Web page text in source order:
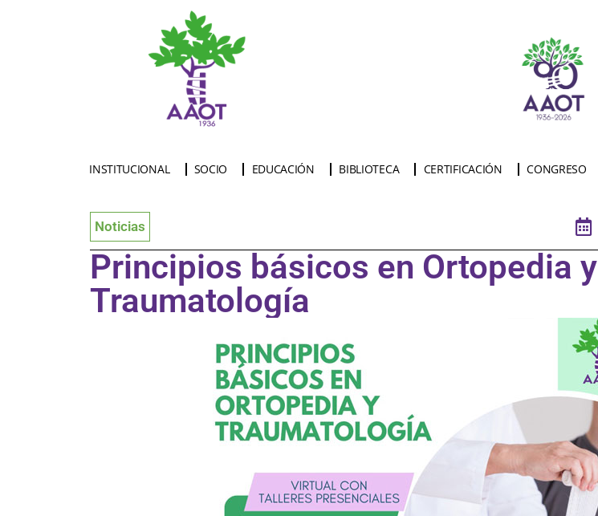
INSTITUCIONAL SOCIO EDUCACIÓN BIBLIOTECA CERTIFICACIÓN CONGRESO
Noticias
Principios básicos en Ortopedia y
Traumatología